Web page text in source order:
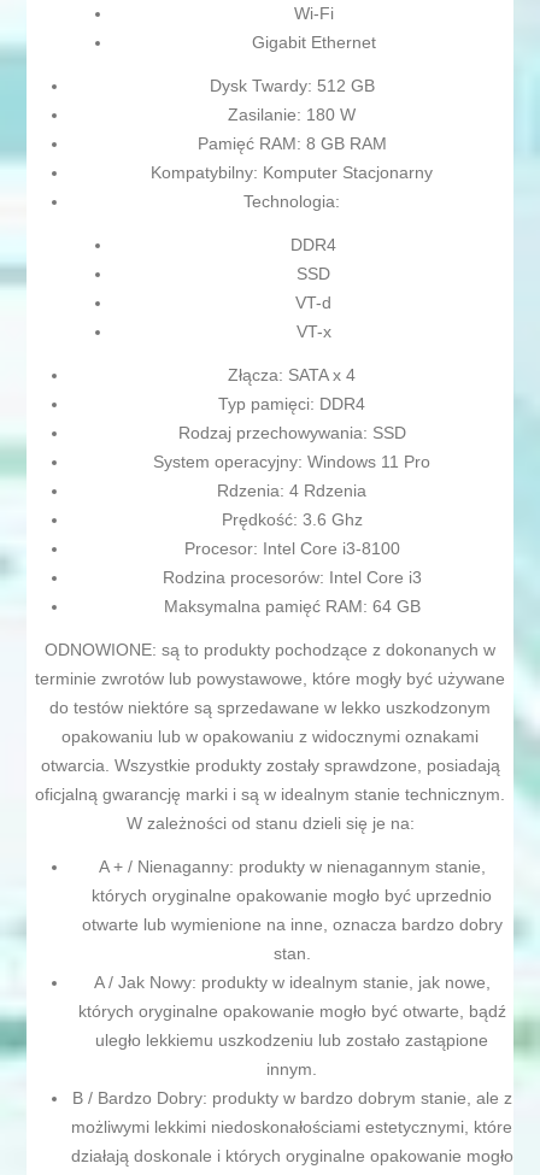
Wi-Fi
Gigabit Ethernet
Dysk Twardy: 512 GB
Zasilanie: 180 W
Pamięć RAM: 8 GB RAM
Kompatybilny: Komputer Stacjonarny
Technologia:
DDR4
SSD
VT-d
VT-x
Złącza: SATA x 4
Typ pamięci: DDR4
Rodzaj przechowywania: SSD
System operacyjny: Windows 11 Pro
Rdzenia: 4 Rdzenia
Prędkość: 3.6 Ghz
Procesor: Intel Core i3-8100
Rodzina procesorów: Intel Core i3
Maksymalna pamięć RAM: 64 GB
ODNOWIONE: są to produkty pochodzące z dokonanych w
terminie zwrotów lub powystawowe, które mogły być używane
do testów niektóre są sprzedawane w lekko uszkodzonym
opakowaniu lub w opakowaniu z widocznymi oznakami
otwarcia. Wszystkie produkty zostały sprawdzone, posiadają
oficjalną gwarancję marki i są w idealnym stanie technicznym.
W zależności od stanu dzieli się je na:
A + / Nienaganny: produkty w nienagannym stanie,
których oryginalne opakowanie mogło być uprzednio
otwarte lub wymienione na inne, oznacza bardzo dobry
stan.
A / Jak Nowy: produkty w idealnym stanie, jak nowe,
których oryginalne opakowanie mogło być otwarte, bądź
uległo lekkiemu uszkodzeniu lub zostało zastąpione
innym.
B / Bardzo Dobry: produkty w bardzo dobrym stanie, ale z
możliwymi lekkimi niedoskonałościami estetycznymi, które
działają doskonale i których oryginalne opakowanie mogło